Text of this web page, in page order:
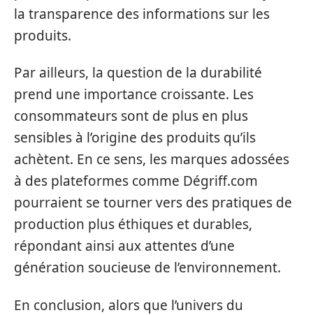
la transparence des informations sur les
produits.
Par ailleurs, la question de la durabilité
prend une importance croissante. Les
consommateurs sont de plus en plus
sensibles à l’origine des produits qu’ils
achètent. En ce sens, les marques adossées
à des plateformes comme Dégriff.com
pourraient se tourner vers des pratiques de
production plus éthiques et durables,
répondant ainsi aux attentes d’une
génération soucieuse de l’environnement.
En conclusion, alors que l’univers du